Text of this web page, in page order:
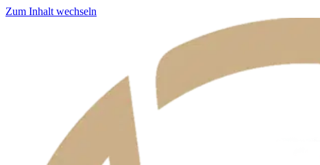
Zum Inhalt wechseln